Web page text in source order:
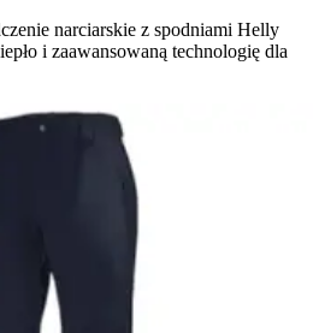
narciarskie z spodniami Helly
i zaawansowaną technologię dla